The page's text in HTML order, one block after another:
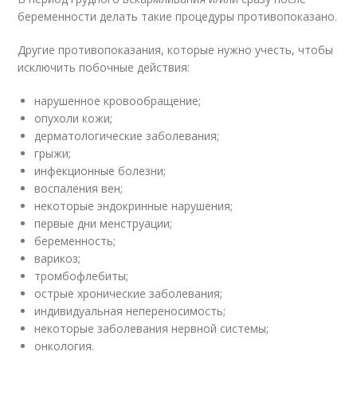
беременности делать такие процедуры противопоказано.
Другие противопоказания, которые нужно учесть, чтобы
исключить побочные действия:
нарушенное кровообращение;
опухоли кожи;
дерматологические заболевания;
грыжи;
инфекционные болезни;
воспаления вен;
некоторые эндокринные нарушения;
первые дни менструации;
беременность;
варикоз;
тромбофлебиты;
острые хронические заболевания;
индивидуальная непереносимость;
некоторые заболевания нервной системы;
онкология.